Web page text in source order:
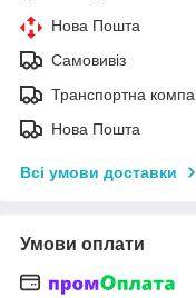
Нова Пошта
Самовивіз
Транспортна
Нова Пошта
Всі умови доставки
Умови оплати